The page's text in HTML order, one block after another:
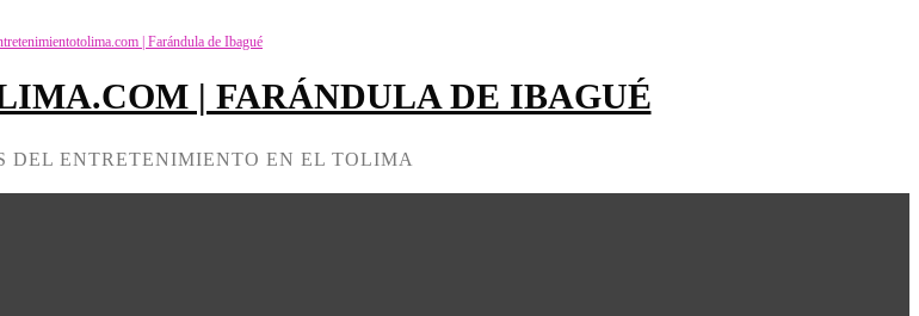
| FARÁNDULA DE IBAGUÉ
DEL ENTRETENIMIENTO EN EL TOLIMA